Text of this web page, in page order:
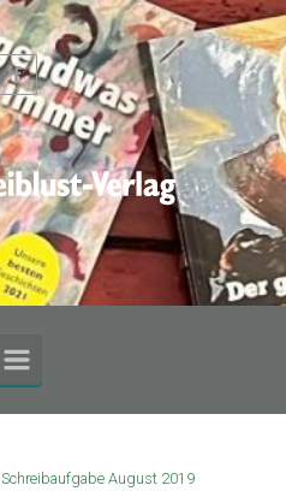
Schreibaufgabe August 2019